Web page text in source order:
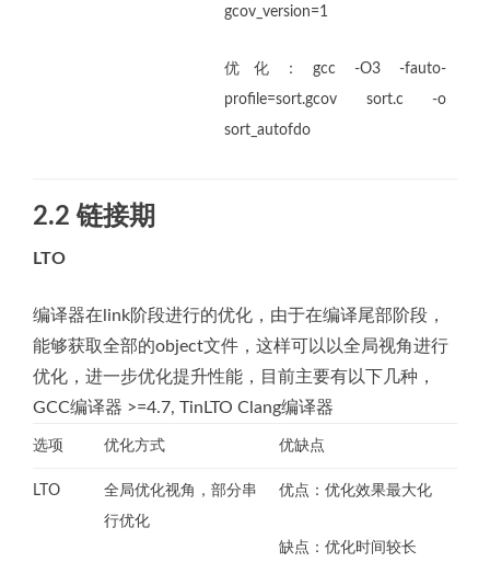
gcov_version=1
优化：gcc -O3 -fauto-
profile=sort.gcov sort.c -o
sort_autofdo
2.2 链接期
LTO
编译器在link阶段进行的优化，由于在编译尾部阶段，
能够获取全部的object文件，这样可以以全局视角进行
优化，进一步优化提升性能，目前主要有以下几种，
GCC编译器 >=4.7, TinLTO Clang编译器
选项 优化方式 优缺点
LTO
全局优化视角，部分串
行优化
优点：优化效果最大化
缺点：优化时间较长